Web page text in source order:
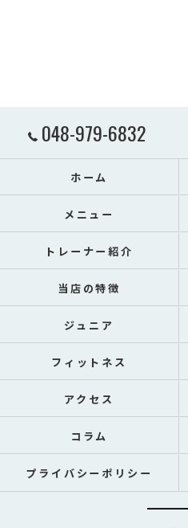
048-979-6832
ホーム
メニュー
トレーナー紹介
当店の特徴
ジュニア
フィットネス
アクセス
コラム
プライバシーポリシー